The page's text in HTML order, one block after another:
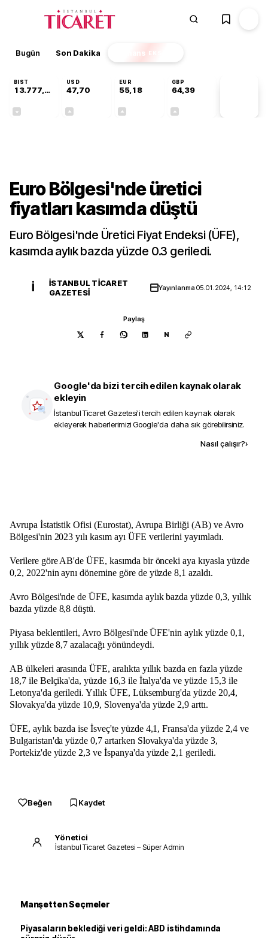
Bugün Son Dakika Finans EKSTRA
BIST
13.777,39
USD
47,70
EUR
55,18
GBP
64,39
Euro Bölgesi'nde üretici
fiyatları kasımda düştü
Euro Bölgesi'nde Üretici Fiyat Endeksi (ÜFE),
kasımda aylık bazda yüzde 0.3 geriledi.
İ
İSTANBUL TICARET
GAZETESI
Yayınlanma05.01.2024, 14:12
Paylaş
N
Google'da bizi tercih edilen kaynak olarak
ekleyin
İstanbul Ticaret Gazetesi'i tercih edilen kaynak olarak
ekleyerek haberlerimizi Google'da daha sık görebilirsiniz.
Nasıl çalışır?›
Avrupa İstatistik Ofisi (Eurostat), Avrupa Birliği (AB) ve Avro
Bölgesi'nin 2023 yılı kasım ayı ÜFE verilerini yayımladı.
Verilere göre AB'de ÜFE, kasımda bir önceki aya kıyasla yüzde
0,2, 2022'nin aynı dönemine göre de yüzde 8,1 azaldı.
Avro Bölgesi'nde de ÜFE, kasımda aylık bazda yüzde 0,3, yıllık
bazda yüzde 8,8 düştü.
Piyasa beklentileri, Avro Bölgesi'nde ÜFE'nin aylık yüzde 0,1,
yıllık yüzde 8,7 azalacağı yönündeydi.
AB ülkeleri arasında ÜFE, aralıkta yıllık bazda en fazla yüzde
18,7 ile Belçika'da, yüzde 16,3 ile İtalya'da ve yüzde 15,3 ile
Letonya'da geriledi. Yıllık ÜFE, Lüksemburg'da yüzde 20,4,
Slovakya'da yüzde 10,9, Slovenya'da yüzde 2,9 arttı.
ÜFE, aylık bazda ise İsveç'te yüzde 4,1, Fransa'da yüzde 2,4 ve
Bulgaristan'da yüzde 0,7 artarken Slovakya'da yüzde 3,
Portekiz'de yüzde 2,3 ve İspanya'da yüzde 2,1 geriledi.
Beğen Kaydet
Yönetici
İstanbul Ticaret Gazetesi – Süper Admin
Manşetten Seçmeler
Piyasaların beklediği veri geldi: ABD istihdamında